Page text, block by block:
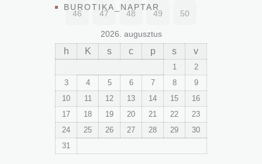
46 47 48 49 50
BUROTIKA_NAPTAR
2026. augusztus
h K s c p s v
1
2
3
4 5 6 7 8
9
10
11 12 13 14 15
16
17
18 19 20 21 22
23
24
25 26 27 28 29
30
31